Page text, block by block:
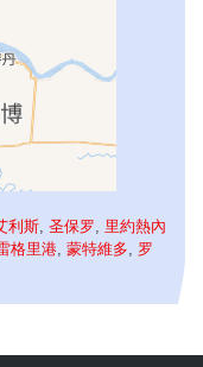
利斯, 圣保罗, 里約熱內
格里港, 蒙特維多, 罗